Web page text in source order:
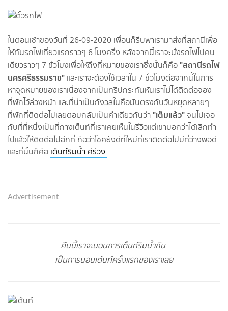
ในตอนเช้าของวันที่ 26-09-2020 เพื่อนก็รีบพาเรามาส่งที่สถานีเพื่อ
ให้ทันรถไฟเที่ยวแรกราวๆ 6 โมงครึ่ง หลังจากนี้เราจะนั่งรถไฟไปคน
เดียวราวๆ 7 ชั่วโมงเพื่อให้ถึงที่หมายของเราซึ่งนั้นก็คือ"สถานีรถไฟ
นครศรีธรรมราช" และเราจะต้องใช้เวลาใน 7 ชั่วโมงต่อจากนี้ในการ
หาจุดหมายของเราเนื่องจากเป็นทริปกระทันหันเราไม่ได้ติดต่อจอง
ที่พักไว้ล่วงหน้า และที่น่าเป็นกังวลในคือมันตรงกับวันหยุดหลายๆ
ที่พักที่ติดต่อไปเลยตอบกลับเป็นคำเดียวกันว่า"เต็มแล้ว"จนไปเจอ
กับที่ที่หนึ่งเป็นที่กางเต็นท์ที่เราเคยเห็นในรีวิวแต่เขาบอกว่าได้เลิกทำ
ไปแล้วให้ติดต่อไปอีกที่ ถือว่าโชคยังดีที่ใหม่ที่เราติดต่อไปมีที่ว่างพอดี
และที่นั้นก็คือ เต็นท์ริมน้ำ คีรีวง
Advertisement
คืนนี้เราจะนอนการเต็นท์ริมน้ำกัน
เป็นการนอนเต้นท์ครั้งแรกของเราเลย